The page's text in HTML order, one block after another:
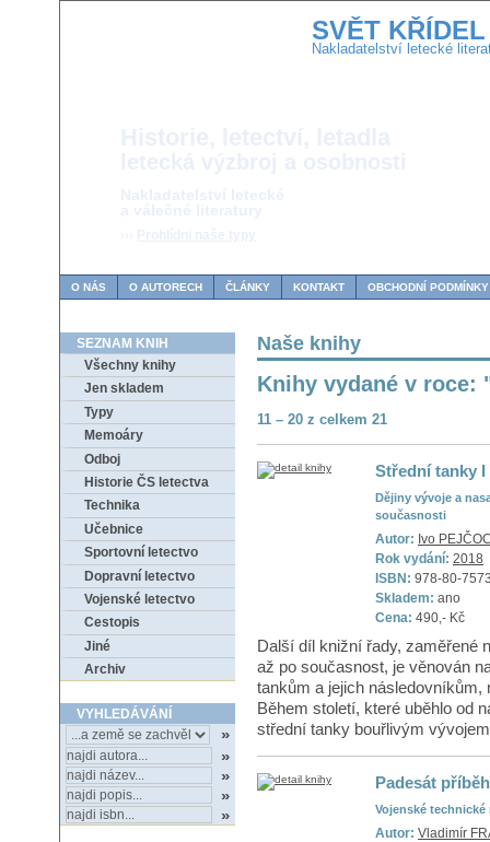
SVĚT KŘÍDEL
Nakladatelství letecké
O NÁS O AUTORECH ČLÁNKY KONTAKT OBCHODNÍ PODMÍNKY
SEZNAM KNIH
Všechny knihy
Jen skladem
Typy
Memoáry
Odboj
Historie ČS letectva
Technika
Učebnice
Sportovní letectvo
Dopravní letectvo
Vojenské letectvo
Cestopis
Jiné
Archiv
VYHLEDÁVÁNÍ
Naše knihy
Knihy vydané v roce:
11 – 20 z celkem 21
Střední tanky I
Dějiny vývoje a
současnosti
Autor: Ivo
Rok vydání: 2018
ISBN: 978-80-
Skladem: ano
Cena: 490,- Kč
Další díl knižní řady, zaměřené
až po současnost, je věnován
tankům a jejich
Během století, které uběhlo od
střední tanky bouřlivým
Padesát
Vojenské
Autor: Vladimír